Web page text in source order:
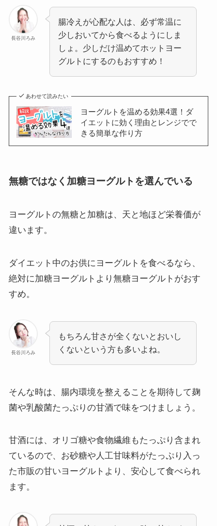
長谷川ろみ
腸冷えが心配な人は、必ず常温に
少しおいてから食べるようにしま
しょ。少しだけ温めてホットヨー
グルトにするのもおすすめ！
あわせて読みたい
ヨーグルトを温める効果4選！ダ
イエットに効く理由とレンジでで
きる簡単な作り方
無糖ではなく加糖ヨーグルトを選んでいる
ヨーグルトの無糖と加糖は、天と地ほど栄養価が
違います。
ダイエット中のお供にヨーグルトを食べるなら、
絶対に加糖ヨーグルトより無糖ヨーグルトがおす
すめ。
長谷川ろみ
もちろん甘さが全くないとおいし
くないという方も多いよね。
そんな時は、腸内環境を整えることを期待して麹
菌や乳酸菌たっぷりの甘酒で味をつけましょう。
甘酒には、オリゴ糖や食物繊維もたっぷり含まれ
ているので、お砂糖や人工甘味料がたっぷり入っ
た市販の甘いヨーグルトより、安心して食べられ
ます。